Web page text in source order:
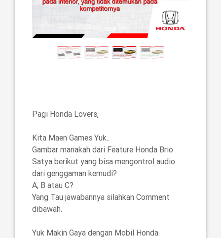
Previous
Pagi Honda Lovers,
Kita Maen Games Yuk..
Gambar manakah dari Feature Honda Brio
Satya berikut yang bisa mengontrol audio
dari genggaman kemudi?
A, B atau C?
Yang Tau jawabannya silahkan Comment
dibawah.
Yuk Makin Gaya dengan Mobil Honda.